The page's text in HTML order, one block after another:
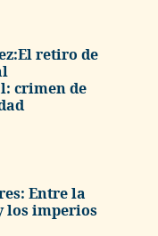
retiro de
crimen de
Entre la
los imperios